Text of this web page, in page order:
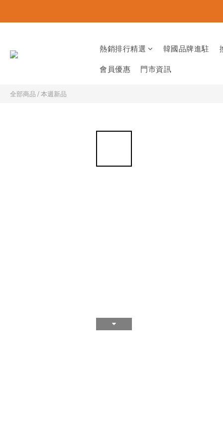
熱銷排行精選 韓國品牌進駐
會員優惠 門市資訊
全部商品 /本週新品